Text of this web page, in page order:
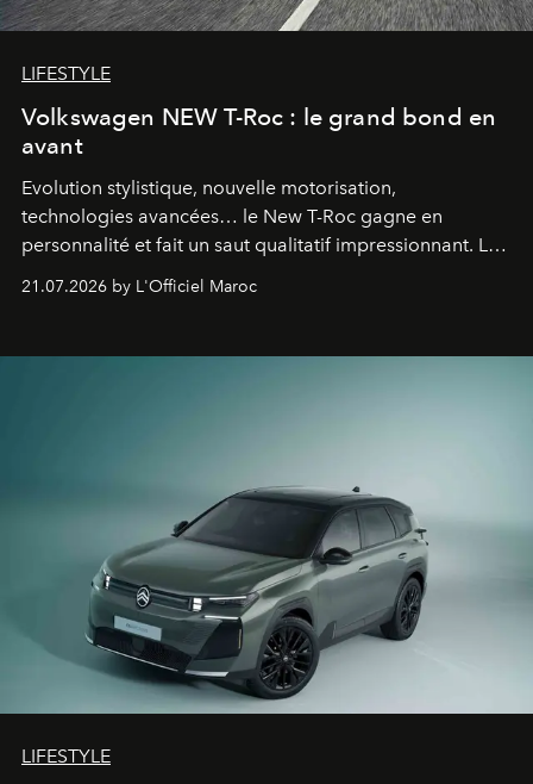
LIFESTYLE
Volkswagen NEW T-Roc : le grand bond en
avant
Evolution stylistique, nouvelle motorisation,
technologies avancées… le New T-Roc gagne en
personnalité et fait un saut qualitatif impressionnant. Le
constructeur allemand a revu en profondeur son SUV
fétiche pour le rendre plus premium. Et le pari semble
21.07.2026 by L'Officiel Maroc
LIFESTYLE